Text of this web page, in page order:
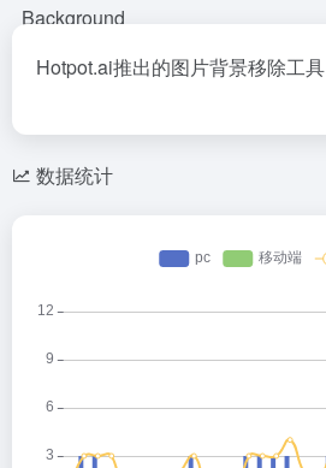
Hotpot.ai推出的图片背景移除工具
数据统计